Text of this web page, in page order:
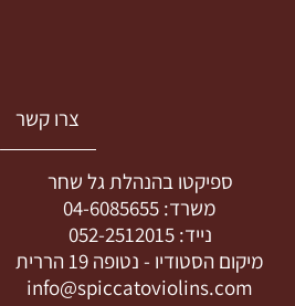
צרו קשר
ספיקטו בהנהלת גל שחר
משרד: 04-6085655
נייד:052-2512015
מיקום הסטודיו - נטופה 19 הררית
info@spiccatoviolins.com